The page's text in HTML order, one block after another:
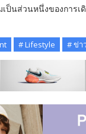
ป็นส่วนหนึ่งของการเ
# Lifestyle # ข่า